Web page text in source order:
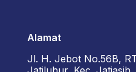
Alamat
Jl. H. Jebot No.56B,